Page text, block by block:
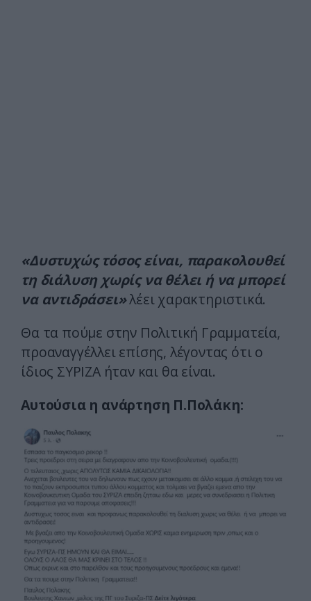
«Δυστυχώς τόσος είναι, παρακολουθεί
τη διάλυση χωρίς να θέλει ή να μπορεί
να αντιδράσει»λέει χαρακτηριστικά.
Θα τα πούμε στην Πολιτική Γραμματεία,
προαναγγέλλει επίσης, λέγοντας ότι ο
ίδιος ΣΥΡΙΖΑ ήταν και θα είναι.
Αυτούσια η ανάρτηση Π.Πολάκη: